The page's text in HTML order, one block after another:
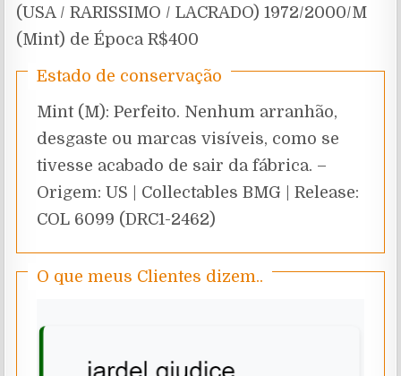
Estado de conservação
Mint (M): Perfeito. Nenhum arranhão,
desgaste ou marcas visíveis, como se
tivesse acabado de sair da fábrica. –
Origem: US | Collectables BMG | Release:
COL 6099 (DRC1-2462)
O que meus Clientes dizem..